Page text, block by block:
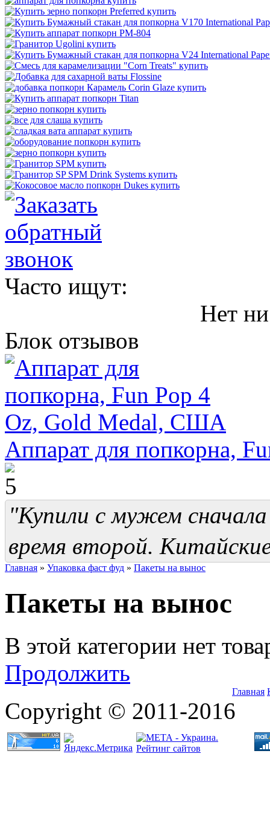
Часто ищут:
Нет
Блок отзывов
Аппарат для попкорна,
"Купили с мужем
время второй.
Главная » Упаковка фаст фуд » Пакеты на вынос
Пакеты на вынос
В этой категории нет
Продолжить
Главная
Copyright © 2011-2016